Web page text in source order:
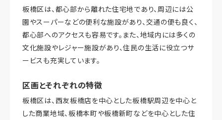
板橋区は、都心部から離れた住宅地であり、周辺には公
園やスーパーなどの便利な施設があり、交通の便も良く、
都心部へのアクセスも容易です。また、地域内には多くの
文化施設やレジャー施設があり、住民の生活に役立つサ
ービスも充実しています。
区画とそれぞれの特徴
板橋区は、西友板橋店を中心とした板橋駅周辺を中心と
した商業地域、板橋本町や板橋新町などを中心とした住